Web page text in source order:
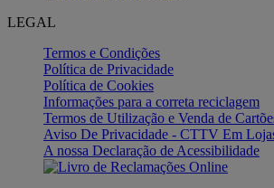
LEGAL
Termos e Condições
Política de Privacidade
Política de Cookies
Informações para a correta reciclagem
Termos de Utilização e Venda de
Aviso De Privacidade - CTTV Em
A nossa Declaração de Acessibilidade